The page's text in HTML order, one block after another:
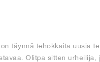
täynnä tehokkaita uusia
Olitpa sitten